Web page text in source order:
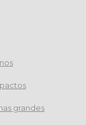
grandes